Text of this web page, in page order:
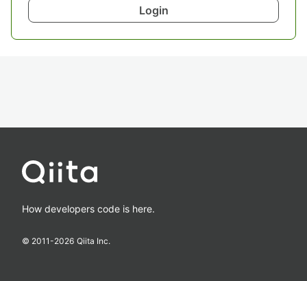
Login
How developers code is here.
© 2011-2026 Qiita Inc.